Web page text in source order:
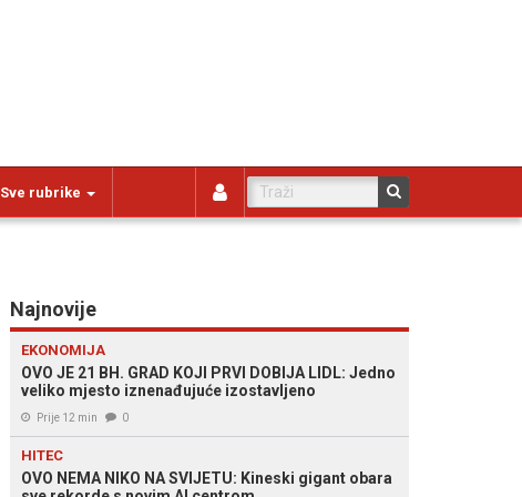
Sve rubrike
Najnovije
EKONOMIJA
OVO JE 21 BH. GRAD KOJI PRVI DOBIJA LIDL: Jedno
veliko mjesto iznenađujuće izostavljeno
Prije 12 min 0
HITEC
OVO NEMA NIKO NA SVIJETU: Kineski gigant obara